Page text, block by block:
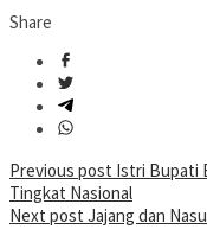
Share
Post
navigation
Previous post Istri Bupati
Tingkat Nasional
Next post Jajang dan